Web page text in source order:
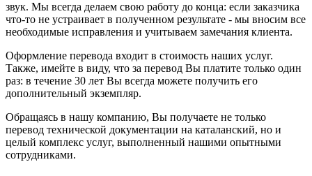
звук. Мы всегда делаем свою работу до конца: если заказчика
что-то не устраивает в полученном результате - мы вносим все
необходимые исправления и учитываем замечания клиента.
Оформление перевода входит в стоимость наших услуг.
Также, имейте в виду, что за перевод Вы платите только один
раз: в течение 30 лет Вы всегда можете получить его
дополнительный экземпляр.
Обращаясь в нашу компанию, Вы получаете не только
перевод технической документации на каталанский, но и
целый комплекс услуг, выполненный нашими опытными
сотрудниками.